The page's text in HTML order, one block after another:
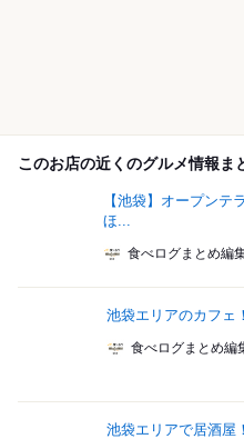
このお店の近くのグルメ情報ま
【池袋】オープンテ
ほ...
食べログまとめ編
池袋エリアのカフェ
食べログまとめ編
池袋エリアで居酒屋